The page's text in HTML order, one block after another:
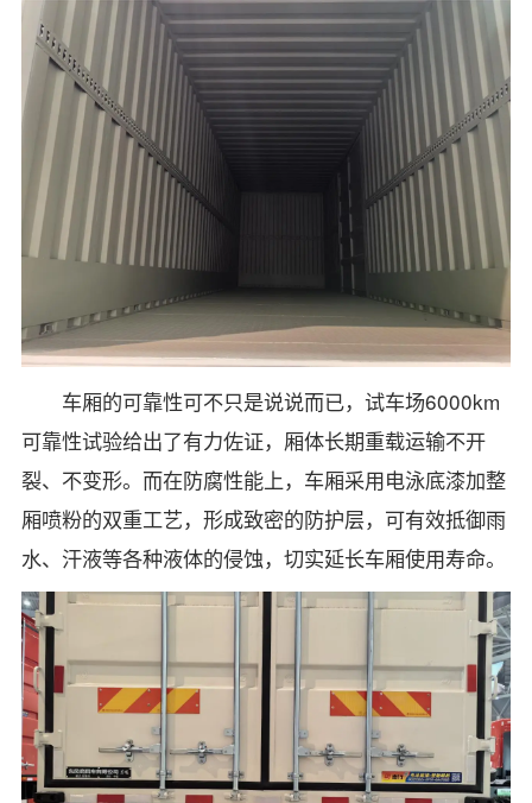
车厢的可靠性可不只是说说而已，试车场6000km
可靠性试验给出了有力佐证，厢体长期重载运输不开
裂、不变形。而在防腐性能上，车厢采用电泳底漆加整
厢喷粉的双重工艺，形成致密的防护层，可有效抵御雨
水、汗液等各种液体的侵蚀，切实延长车厢使用寿命。